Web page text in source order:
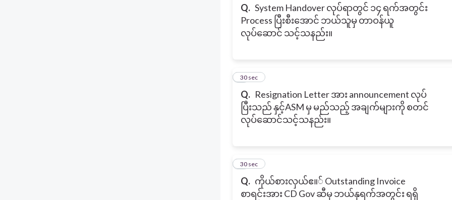
Q. System Handover လုပ်ရာတွင် ၁၄ ရက်အတွင်း
Process ပြီးစီးအောင် ဘယ်သူမှ တာဝန်ယူ
လုပ်ဆောင် သင့်သနည်း။
Q. Resignation Letter အား announcement လုပ်
ပြီးသည် နှင့်ASM မှ မည်သည့် အချက်များကို စတင်
လုပ်ဆောင်သင့်သနည်း။
4
30 sec
Q. ကိုယ်စားလှယ်ဧ။် Outstanding Invoice
စာရင်းအား CD Gov ဆီမှ ဘယ်နှရက်အတွင်း ရရှိ
5
30 sec